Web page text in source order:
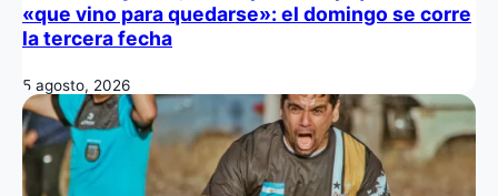
«que vino para quedarse»: el domingo se corre
la tercera fecha
5 agosto, 2026